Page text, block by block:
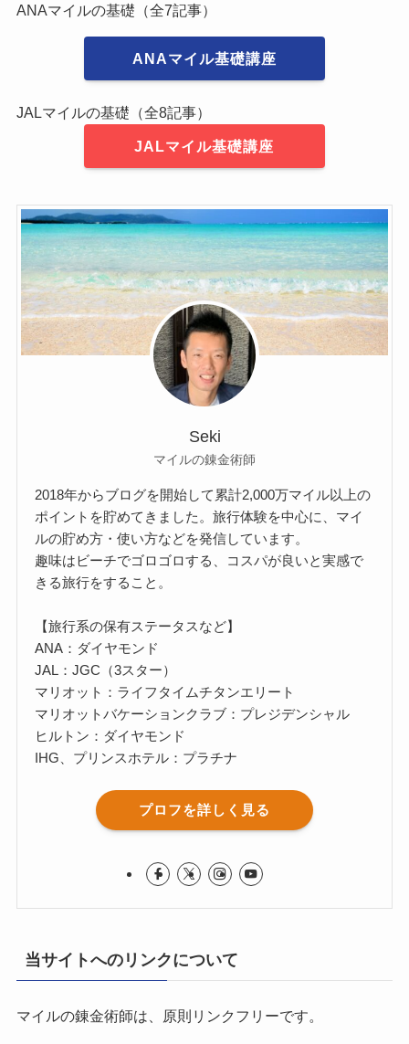
ANAマイルの基礎（全7記事）
ANAマイル基礎講座
JALマイルの基礎（全8記事）
JALマイル基礎講座
Seki
マイルの錬金術師
2018年からブログを開始して累計2,000万マイル以上の
ポイントを貯めてきました。旅行体験を中心に、マイ
ルの貯め方・使い方などを発信しています。
趣味はビーチでゴロゴロする、コスパが良いと実感で
きる旅行をすること。
【旅行系の保有ステータスなど】
ANA：ダイヤモンド
JAL：JGC（3スター）
マリオット：ライフタイムチタンエリート
マリオットバケーションクラブ：プレジデンシャル
ヒルトン：ダイヤモンド
IHG、プリンスホテル：プラチナ
プロフを詳しく見る
当サイトへのリンクについて
マイルの錬金術師は、原則リンクフリーです。